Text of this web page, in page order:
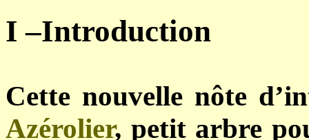
I –Introduction
Cette nouvelle nôte
Azérolier, petit arbre